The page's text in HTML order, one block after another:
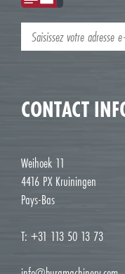
CONTACT
Weihoek 11
4416 PX Kruiningen
Pays-Bas
T: +31 113 50 13 73